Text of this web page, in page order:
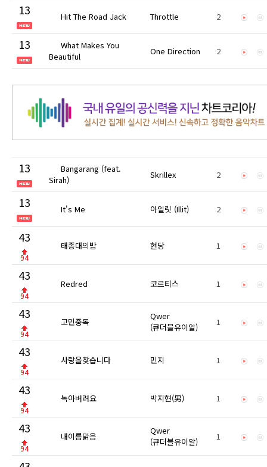
13 Hit The Road Jack Throttle 2
13
What Makes You
Beautiful
One Direction 2
13
Bangarang (feat.
Sirah)
Skrillex 2
13 It's Me 아일릿 (Illit) 2
43
94
태종대의밤 현당 1
43
94
Redred 코르티스 1
43
94
고민중독
Qwer
(큐더블유이알)
1
43
94
사랑을찾습니다 민지 1
43
94
녹아버려요 박지현(男) 1
43
94
내이름맑음
Qwer
(큐더블유이알)
1